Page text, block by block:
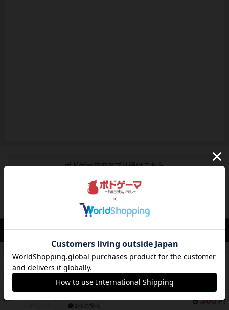
ボドゲーマのアプリ版はこちら
アクセス数 急上昇中
686 PT
紹介文なし 2件の投稿
326 PT
テンプテーション
紹介文なし 2件の投稿
300 PT
1件の投稿